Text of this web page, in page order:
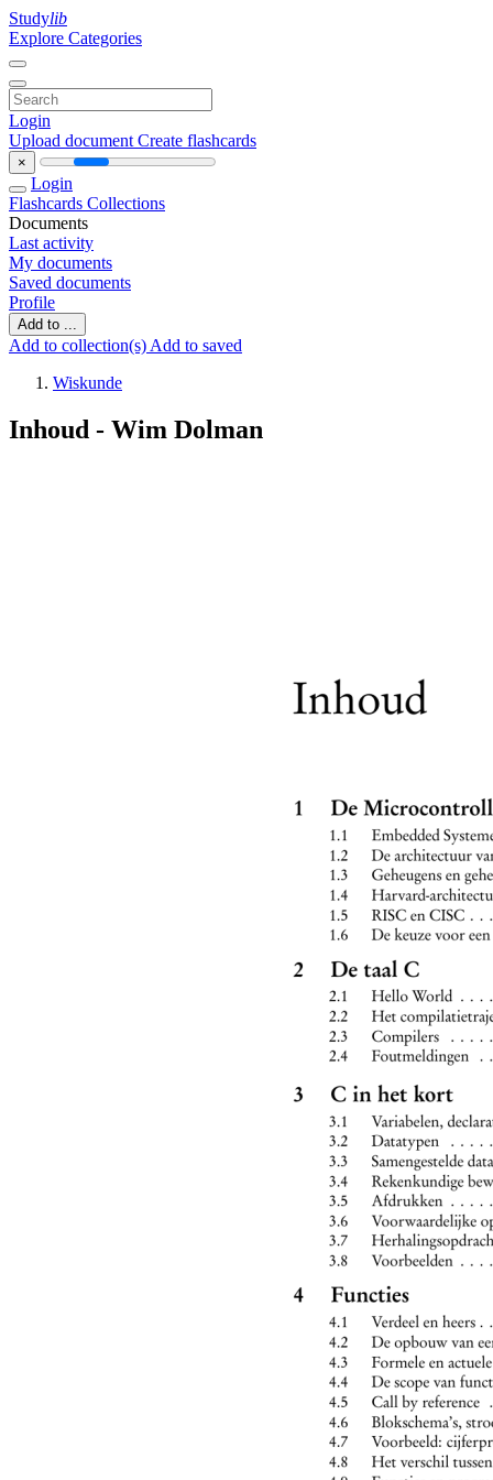
Studylib
Explore Categories
Login
Upload document Create flashcards
×
Login
Flashcards Collections
Documents
Last activity
My documents
Saved documents
Profile
Add to ...
Add to collection(s) Add to saved
Wiskunde
Inhoud - Wim Dolman